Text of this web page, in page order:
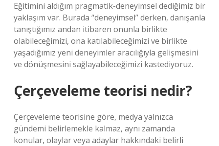
Eğitimini aldığım pragmatik-deneyimsel dediğimiz bir
yaklaşım var. Burada “deneyimsel” derken, danışanla
tanıştığımız andan itibaren onunla birlikte
olabileceğimizi, ona katılabileceğimizi ve birlikte
yaşadığımız yeni deneyimler aracılığıyla gelişmesini
ve dönüşmesini sağlayabileceğimizi kastediyoruz.
Çerçeveleme teorisi nedir?
Çerçeveleme teorisine göre, medya yalnızca
gündemi belirlemekle kalmaz, aynı zamanda
konular, olaylar veya adaylar hakkındaki belirli